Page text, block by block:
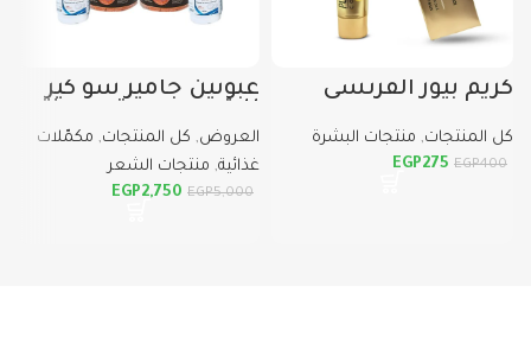
كريم بيور الفرنسي
كل المنتجات, منتجات البشرة
EGP400
EGP275
عبوتين جاميز سو كير
فيتا بيوتين تركيز ١٠٠٠٠
وحده
العروض, كل المنتجات, مكمّلات
غذائية, منتجات الشعر
EGP5,000
EGP2,750